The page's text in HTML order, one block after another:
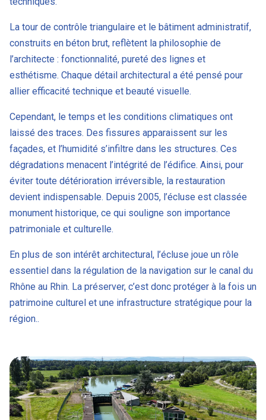
La tour de contrôle triangulaire et le bâtiment administratif,
construits en béton brut, reflètent la philosophie de
l’architecte : fonctionnalité, pureté des lignes et
esthétisme. Chaque détail architectural a été pensé pour
allier efficacité technique et beauté visuelle.
Cependant, le temps et les conditions climatiques ont
laissé des traces. Des fissures apparaissent sur les
façades, et l’humidité s’infiltre dans les structures. Ces
dégradations menacent l’intégrité de l’édifice. Ainsi, pour
éviter toute détérioration irréversible, la restauration
devient indispensable. Depuis 2005, l’écluse est classée
monument historique, ce qui souligne son importance
patrimoniale et culturelle.
En plus de son intérêt architectural, l’écluse joue un rôle
essentiel dans la régulation de la navigation sur le canal du
Rhône au Rhin. La préserver, c’est donc protéger à la fois un
patrimoine culturel et une infrastructure stratégique pour la
région..